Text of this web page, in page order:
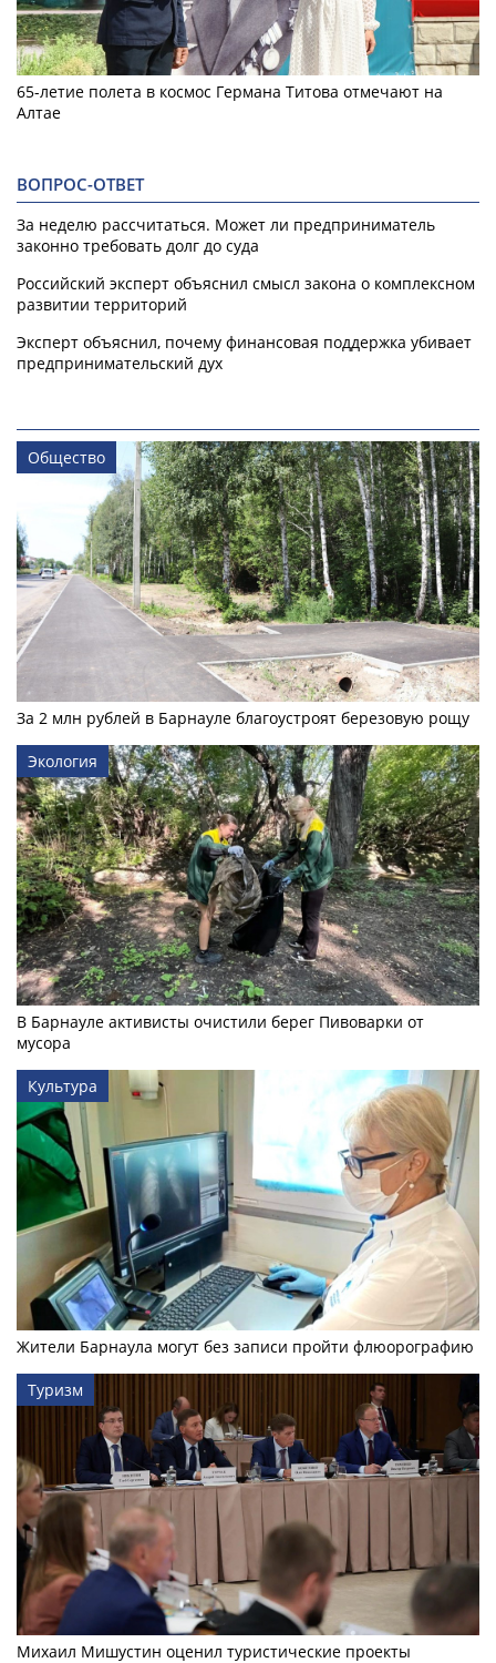
65-летие полета в космос Германа Титова отмечают на
Алтае
ВОПРОС-ОТВЕТ
За неделю рассчитаться. Может ли предприниматель
законно требовать долг до суда
Российский эксперт объяснил смысл закона о комплексном
развитии территорий
Эксперт объяснил, почему финансовая поддержка убивает
предпринимательский дух
Общество
За 2 млн рублей в Барнауле благоустроят березовую рощу
Экология
В Барнауле активисты очистили берег Пивоварки от
мусора
Культура
Жители Барнаула могут без записи пройти флюорографию
Туризм
Михаил Мишустин оценил туристические проекты